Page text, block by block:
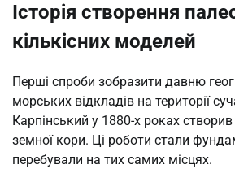
Історія створення
кількісних моделей
Перші спроби зобразити давню
морських відкладів на території
Карпінський у 1880-х роках
земної кори. Ці роботи стали
перебували на тих самих місцях.